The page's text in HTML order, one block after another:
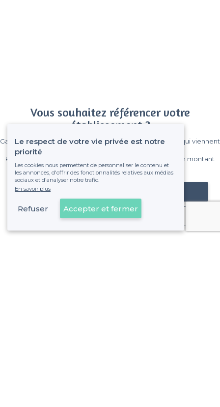
Vous souhaitez référencer votre
établissement ?
Gagnez de nombreux clients parmi le million de visiteurs qui viennent
Pas de commissions et sans engagement, vous payez un montant
fixe sans risque de voir déraper la facture.
Référencer mon établissement
Déjà client
Le respect de votre vie privée est notre
priorité
Les cookies nous permettent de personnaliser le contenu et
les annonces, d'offrir des fonctionnalités relatives aux médias
sociaux et d'analyser notre trafic.
En savoir plus
Refuser Accepter et fermer